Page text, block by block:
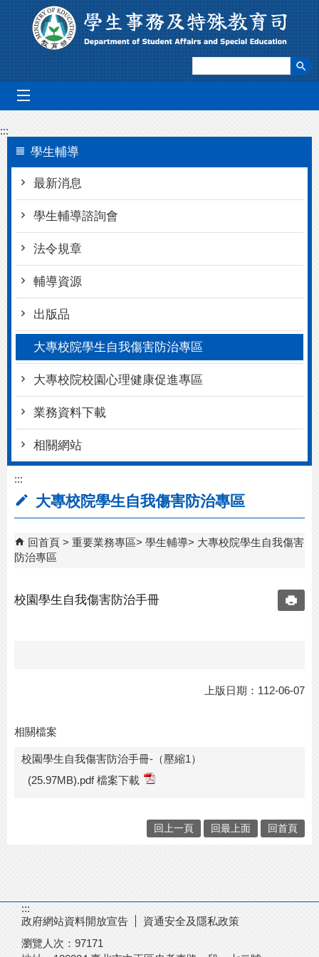
跳到主要內容區塊
:::
學生輔導
最新消息
學生輔導諮詢會
法令規章
輔導資源
出版品
大專校院學生自我傷害防治專區
大專校院校園心理健康促進專區
業務資料下載
相關網站
:::
大專校院學生自我傷害防治專區
回首頁 重要業務專區 學生輔導
大專校院學生自我傷害
防治專區
校園學生自我傷害防治手冊
上版日期：112-06-07
相關檔案
校園學生自我傷害防治手冊-（壓縮1）
(25.97MB).pdf 檔案下載
回上一頁 回最上面 回首頁
:::
政府網站資料開放宣告
資通安全及隱私政策
瀏覽人次： 97171